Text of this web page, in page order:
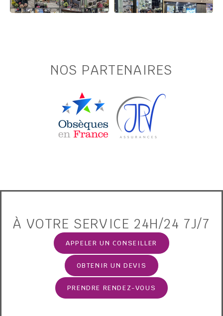
NOS PARTENAIRES
À VOTRE SERVICE 24H/24 7J/7
APPELER UN CONSEILLER
OBTENIR UN DEVIS
PRENDRE RENDEZ-VOUS